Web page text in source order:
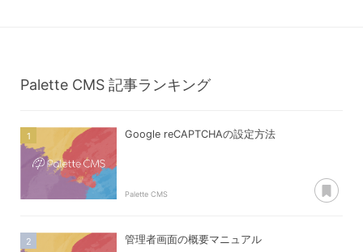
Palette CMS 記事ランキング
Google reCAPTCHAの設定方法
Palette CMS
管理者画面の概要マニュアル